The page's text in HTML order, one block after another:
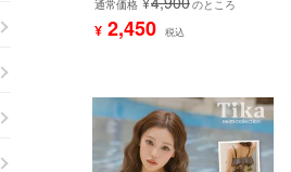
ワイト Lサイズあり 大きいサ
イズ (聖菜着用)［tk-
sw2152a］
通常価格 のところ
¥ 2,450 税込